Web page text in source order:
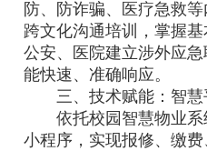
防、防诈骗、医疗急救
跨文化沟通培训，掌握
公安、医院建立涉外应
能快速、准确响应。
三、技术赋能：智慧
依托校园智慧物业系
小程序，实现报修、缴